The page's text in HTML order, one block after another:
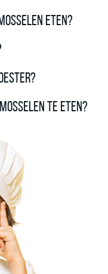
eten?
te eten?